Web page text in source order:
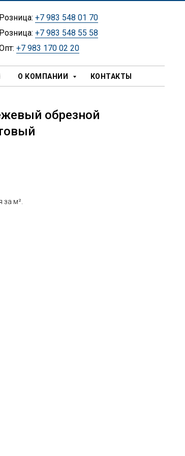
Розница: +7 983 548 01 70
Розница: +7 983 548 55 58
+7 983 170 02 20
О КОМПАНИИ КОНТАКТЫ
обрезной
за м².